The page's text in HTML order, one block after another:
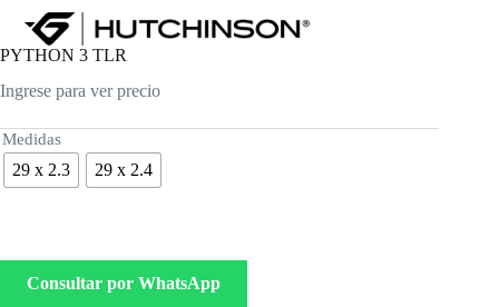
PYTHON 3 TLR
Ingrese para ver precio
Medidas
29 x 2.3 29 x 2.4
Consultar por WhatsApp